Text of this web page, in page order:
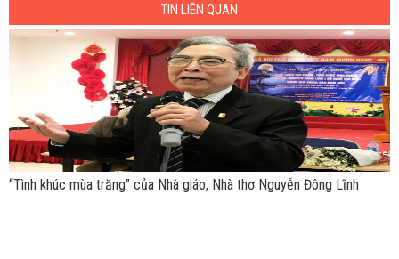
TIN LIÊN QUAN
“Tình khúc mùa trăng” của Nhà giáo, Nhà thơ Nguyễn Đông Lĩnh